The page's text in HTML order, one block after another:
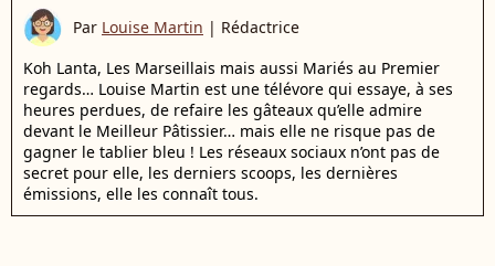
Par Louise Martin | Rédactrice
Koh Lanta, Les Marseillais mais aussi Mariés au Premier
regards… Louise Martin est une télévore qui essaye, à ses
heures perdues, de refaire les gâteaux qu’elle admire
devant le Meilleur Pâtissier… mais elle ne risque pas de
gagner le tablier bleu ! Les réseaux sociaux n’ont pas de
secret pour elle, les derniers scoops, les dernières
émissions, elle les connaît tous.